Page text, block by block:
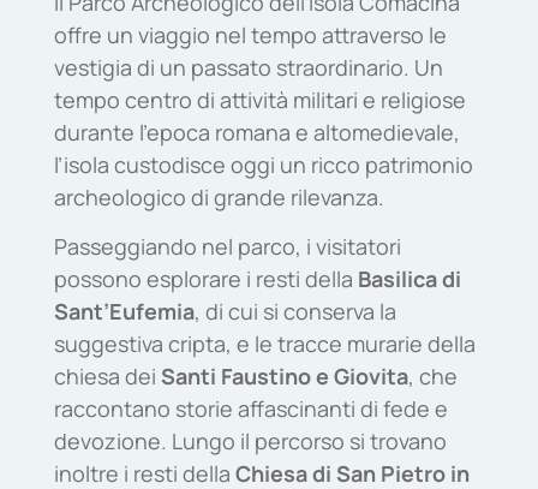
offre un viaggio nel tempo attraverso le
vestigia di un passato straordinario. Un
tempo centro di attività militari e religiose
durante l’epoca romana e altomedievale,
l’isola custodisce oggi un ricco patrimonio
archeologico di grande rilevanza.
Passeggiando nel parco, i visitatori
possono esplorare i resti della Basilica di
Sant’Eufemia, di cui si conserva la
suggestiva cripta, e le tracce murarie della
chiesa dei Santi Faustino e Giovita, che
raccontano storie affascinanti di fede e
devozione. Lungo il percorso si trovano
inoltre i resti della Chiesa di San Pietro in